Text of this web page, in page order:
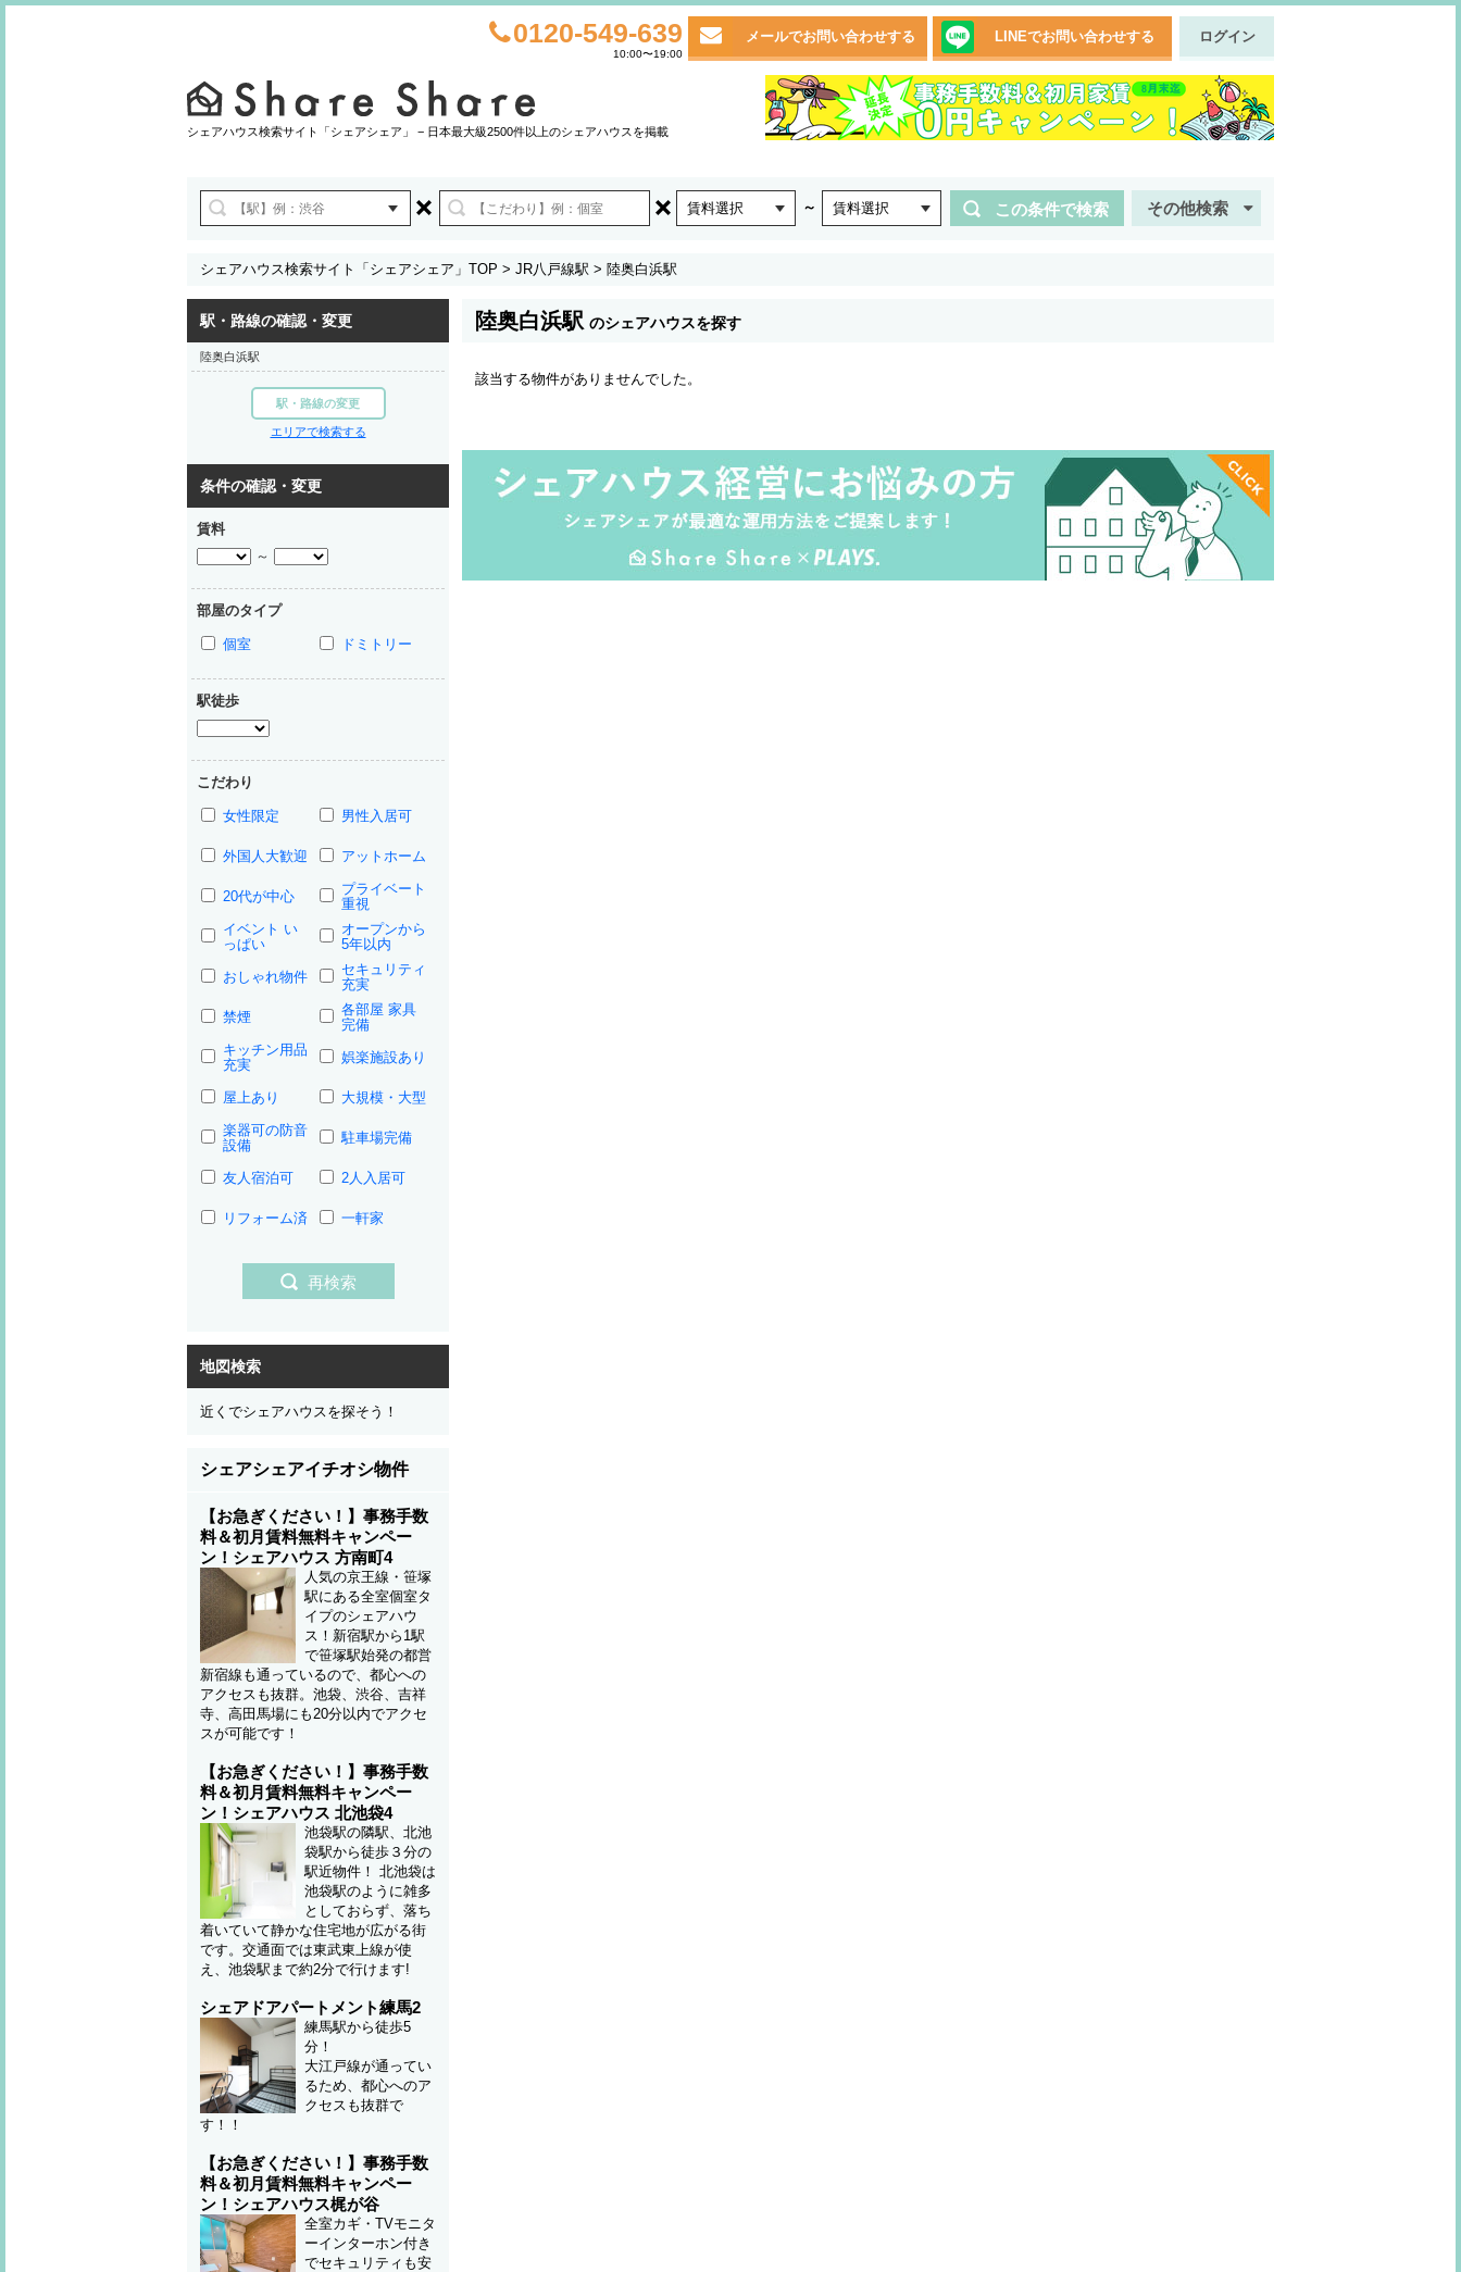
0120-549-639
10:00〜19:00
メールでお問い合わせする LINEでお問い合わせする ログイン
シェアハウス検索サイト「シェアシェア」 − 日本最大級2500件以上のシェアハウスを掲載
賃料選択 ～ 賃料選択 この条件で検索 その他検索
シェアハウス検索サイト「シェアシェア」TOP > JR八戸線駅 > 陸奥白浜駅
陸奥白浜駅 のシェアハウスを探す
該当する物件がありませんでした。
駅・路線の確認・変更
陸奥白浜駅
駅・路線の変更
エリアで検索する
条件の確認・変更
賃料
～
部屋のタイプ
個室 ドミトリー
駅徒歩
こだわり
女性限定 男性入居可
外国人大歓迎 アットホーム
20代が中心
プライベート
重視
イベント い
っぱい
オープンから
5年以内
おしゃれ物件
セキュリティ
充実
禁煙
各部屋 家具
完備
キッチン用品
充実
娯楽施設あり
屋上あり
大規模・大型
楽器可の防音
設備
駐車場完備
友人宿泊可 2人入居可
リフォーム済 一軒家
再検索
地図検索
近くでシェアハウスを探そう！
シェアシェアイチオシ物件
【お急ぎください！】事務手数
料＆初月賃料無料キャンペー
ン！シェアハウス 方南町4
人気の京王線・笹塚
駅にある全室個室タ
イプのシェアハウ
ス！新宿駅から1駅
で笹塚駅始発の都営
新宿線も通っているので、都心への
アクセスも抜群。池袋、渋谷、吉祥
寺、高田馬場にも20分以内でアクセ
スが可能です！
【お急ぎください！】事務手数
料＆初月賃料無料キャンペー
ン！シェアハウス 北池袋4
池袋駅の隣駅、北池
袋駅から徒歩３分の
駅近物件！ 北池袋は
池袋駅のように雑多
としておらず、落ち
着いていて静かな住宅地が広がる街
です。交通面では東武東上線が使
え、池袋駅まで約2分で行けます!
シェアドアパートメント練馬2
練馬駅から徒歩5
分！
大江戸線が通ってい
るため、都心へのア
クセスも抜群で
す！！
【お急ぎください！】事務手数
料＆初月賃料無料キャンペー
ン！シェアハウス梶が谷
全室カギ・TVモニタ
ーインターホン付き
でセキュリティも安